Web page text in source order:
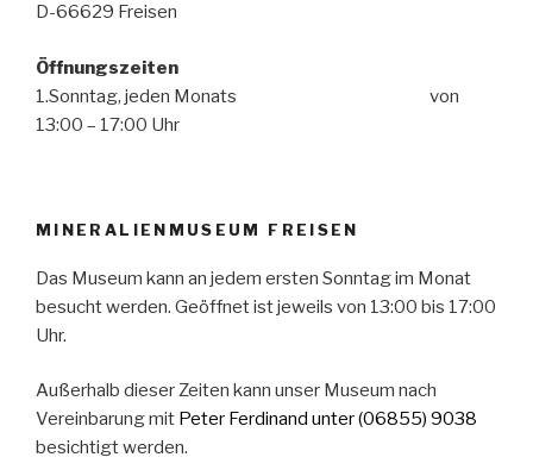
D-66629 Freisen
Öffnungszeiten
1.Sonntag, jeden Monats von
13:00 – 17:00 Uhr
MINERALIENMUSEUM FREISEN
Das Museum kann an jedem ersten Sonntag im Monat
besucht werden. Geöffnet ist jeweils von 13:00 bis 17:00
Uhr.
Außerhalb dieser Zeiten kann unser Museum nach
Vereinbarung mit Peter Ferdinand unter (06855) 9038
besichtigt werden.